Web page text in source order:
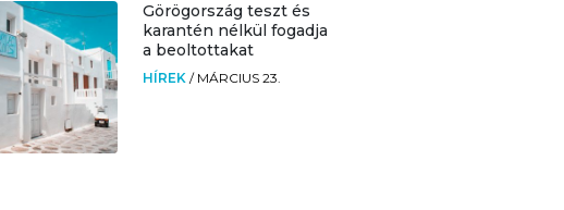
Görögország teszt és
karantén nélkül fogadja
a beoltottakat
HÍREK / MÁRCIUS 23.